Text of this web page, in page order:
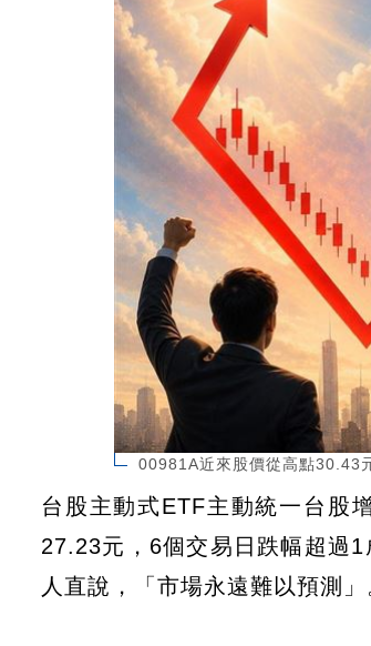
00981A近來股價從高點30.43
台股主動式ETF主動統一台股
27.23元，6個交易日跌幅超過
人直說，「市場永遠難以預測」